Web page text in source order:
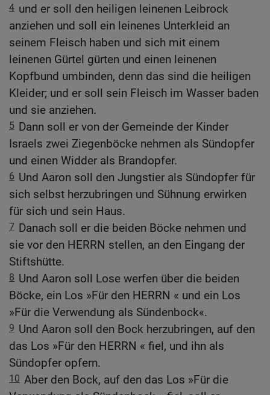
4 und er soll den heiligen leinenen Leibrock
anziehen und soll ein leinenes Unterkleid an
seinem Fleisch haben und sich mit einem
leinenen Gürtel gürten und einen leinenen
Kopfbund umbinden, denn das sind die heiligen
Kleider; und er soll sein Fleisch im Wasser baden
und sie anziehen.
5 Dann soll er von der Gemeinde der Kinder
Israels zwei Ziegenböcke nehmen als Sündopfer
und einen Widder als Brandopfer.
6 Und Aaron soll den Jungstier als Sündopfer für
sich selbst herzubringen und Sühnung erwirken
für sich und sein Haus.
7 Danach soll er die beiden Böcke nehmen und
sie vor den HERRN stellen, an den Eingang der
Stiftshütte.
8 Und Aaron soll Lose werfen über die beiden
Böcke, ein Los »Für den HERRN « und ein Los
»Für die Verwendung als Sündenbock«.
9 Und Aaron soll den Bock herzubringen, auf den
das Los »Für den HERRN « fiel, und ihn als
Sündopfer opfern.
10 Aber den Bock, auf den das Los »Für die